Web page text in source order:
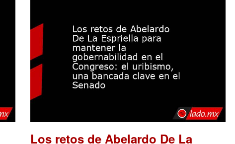
Los retos de Abelardo De La